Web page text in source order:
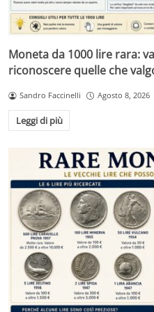
Moneta da 1000 lire rara:
riconoscere quelle che
Sandro Faccinelli Agosto 8, 2026
Leggi di più